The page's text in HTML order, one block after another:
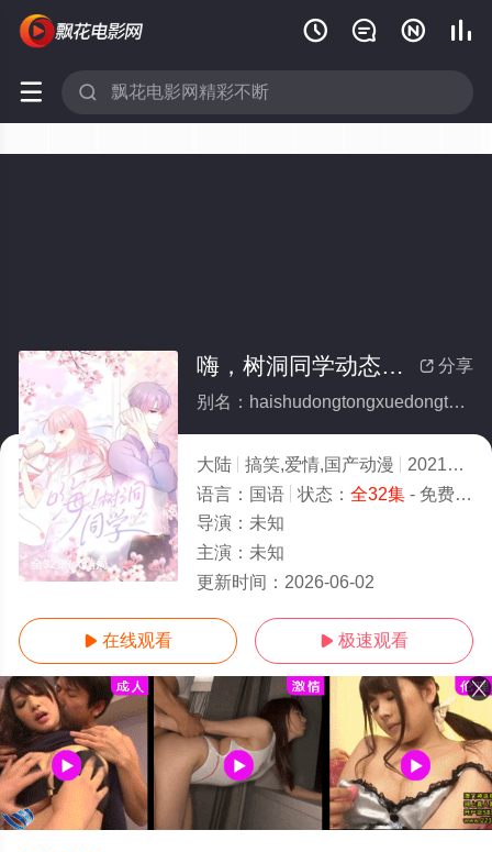
   
 
全32集/大结局
 分享
嗨，树洞同学动态漫(全集)
别名：haishudongtongxuedongtaiman
大陆 搞笑,爱情,国产动漫 2021
1.0
语言： 国语 状态： 全32集- 免费在线观看
导演： 未知
主演： 未知
更新时间： 2026-06-02
 在线观看  极速观看